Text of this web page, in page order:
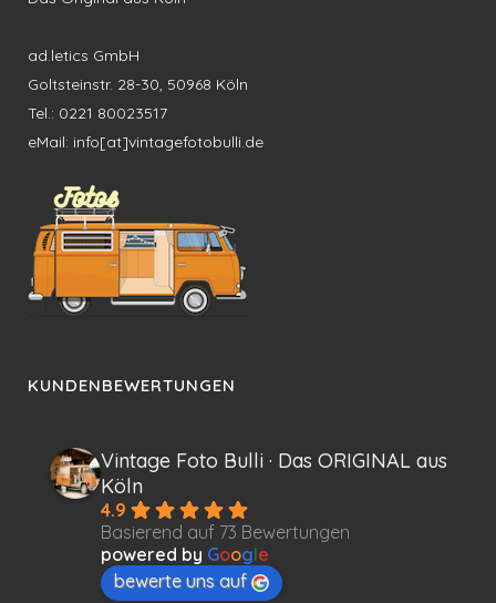
ad.letics GmbH
Goltsteinstr. 28-30, 50968 Köln
Tel.: 0221 80023517
eMail: info[at]vintagefotobulli.de
KUNDENBEWERTUNGEN
Vintage Foto Bulli · Das ORIGINAL aus
Köln
4.9
Basierend auf 73 Bewertungen
powered by Google
bewerte uns auf